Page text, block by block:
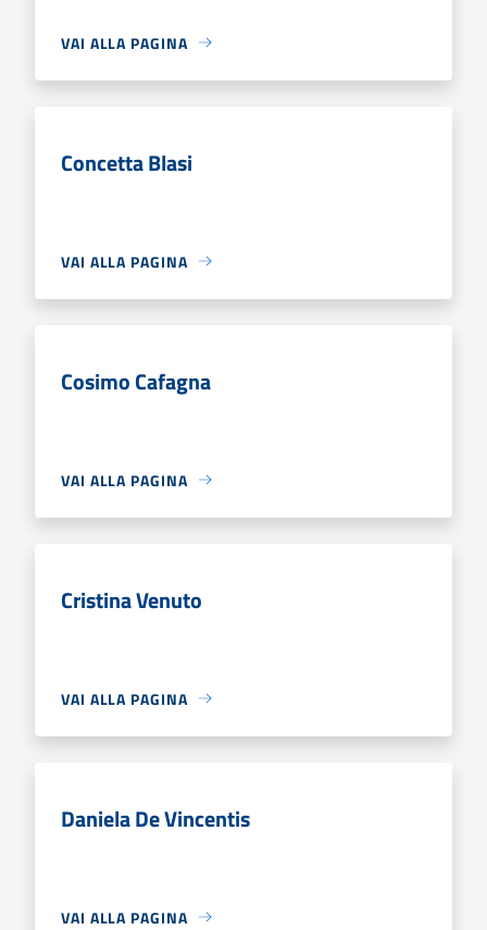
VAI ALLA PAGINA
Concetta Blasi
VAI ALLA PAGINA
Cosimo Cafagna
VAI ALLA PAGINA
Cristina Venuto
VAI ALLA PAGINA
Daniela De Vincentis
VAI ALLA PAGINA